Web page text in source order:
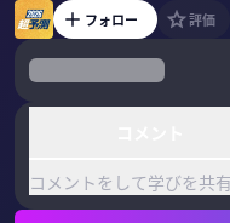
フォロー 評価
コメントをして学びを共